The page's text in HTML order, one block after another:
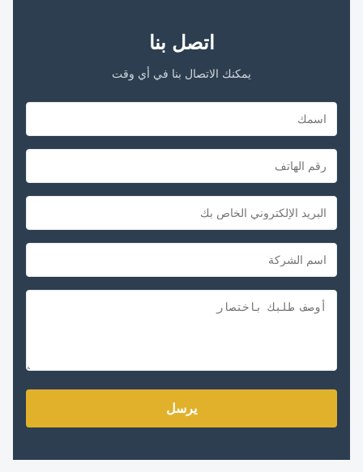
اتصل بنا
يمكنك الاتصال بنا في أي وقت
يرسل